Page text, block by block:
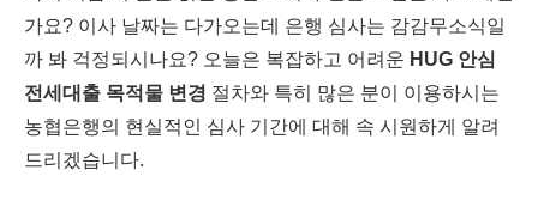
가요? 이사 날짜는 다가오는데 은행 심사는 감감무소식일
까 봐 걱정되시나요? 오늘은 복잡하고 어려운 HUG 안심
전세대출 목적물 변경 절차와 특히 많은 분이 이용하시는
농협은행의 현실적인 심사 기간에 대해 속 시원하게 알려
드리겠습니다.